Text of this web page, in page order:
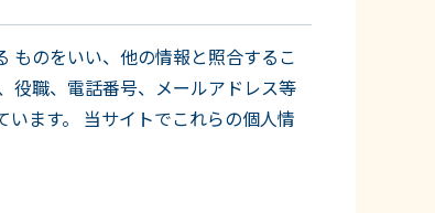
ものをいい、他の情報と照合するこ
役職、電話番号、メールアドレス等
ます。 当サイトでこれらの個人情